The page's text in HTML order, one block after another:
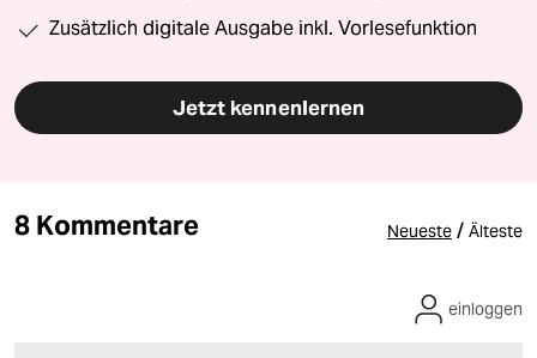
Zusätzlich digitale Ausgabe inkl. Vorlesefunktion
Jetzt kennenlernen
8 Kommentare Neueste / Älteste
einloggen